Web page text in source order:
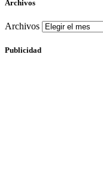
Archivos
Archivos
Publicidad